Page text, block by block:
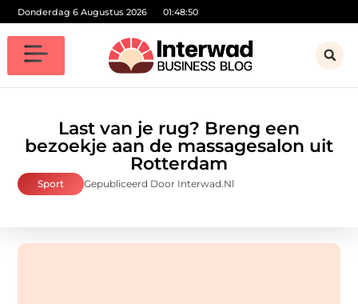
Donderdag 6 Augustus 2026 01:48:51
Last van je rug? Breng een
bezoekje aan de massagesalon uit
Rotterdam
Sport Gepubliceerd Door Interwad.nl